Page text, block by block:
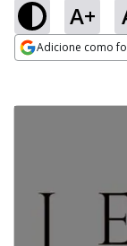
A+
Adicione como